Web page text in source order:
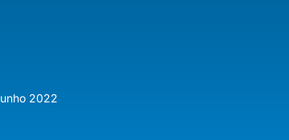
2022